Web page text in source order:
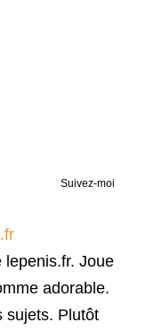
Suivez-moi
lepenis.fr. Joue
adorable.
sujets. Plutôt